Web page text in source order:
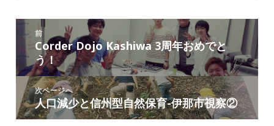
リ
ー
投
稿
ナ
ビ
ー
シ
前
前
の
投
稿:
Corder Dojo Kashiwa 3周年おめでと
う！
次ページへ
次
の
人口減少と信州型自然保育-伊那市視察②